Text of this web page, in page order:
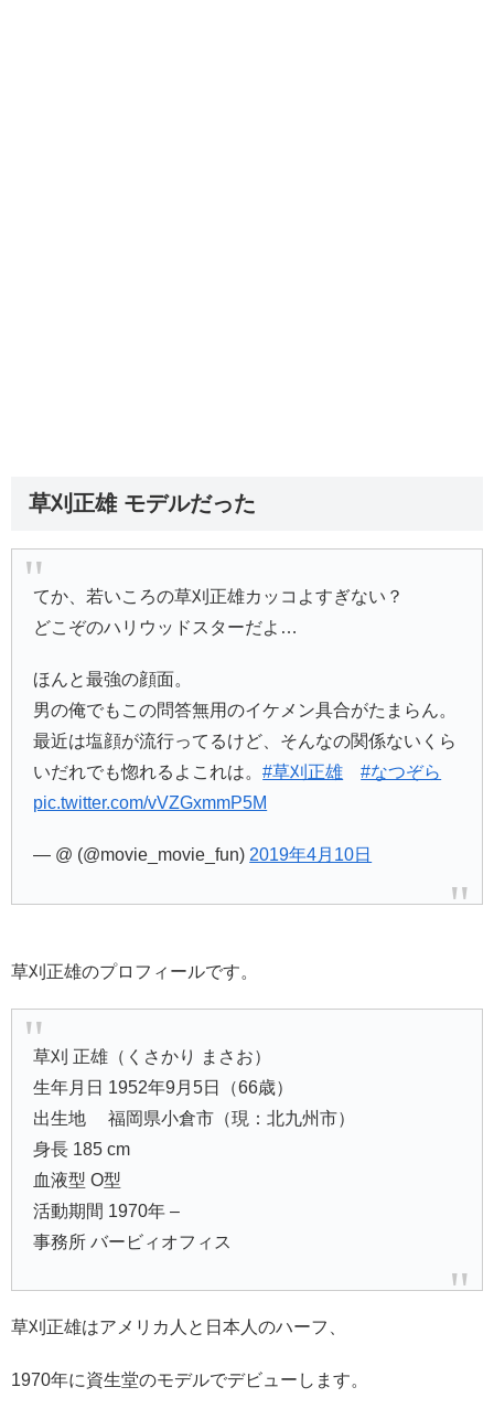
草刈正雄 モデルだった
てか、若いころの草刈正雄カッコよすぎない？
どこぞのハリウッドスターだよ…
ほんと最強の顔面。
男の俺でもこの問答無用のイケメン具合がたまらん。
最近は塩顔が流行ってるけど、そんなの関係ないくら
いだれでも惚れるよこれは。#草刈正雄
#なつぞら
pic.twitter.com/vVZGxmmP5M
— @ (@movie_movie_fun) 2019年4月10日
草刈正雄のプロフィールです。
草刈 正雄（くさかり まさお）
生年月日 1952年9月5日（66歳）
出生地 福岡県小倉市（現：北九州市）
身長 185 cm
血液型 O型
活動期間 1970年 –
事務所 バービィオフィス
草刈正雄はアメリカ人と日本人のハーフ、
1970年に資生堂のモデルでデビューします。